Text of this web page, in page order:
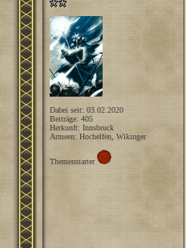
Dabei seit: 03.02.2020
Beiträge: 405
Herkunft: Innsbruck
Armeen: Hochelfen, Wikinger
Themenstarter